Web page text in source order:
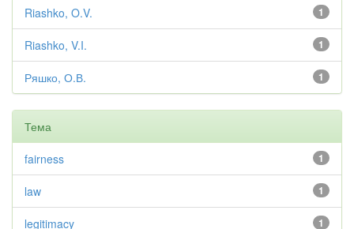
1
Riashko, O.V.
1
Riashko, V.I.
1
Ряшко, О.В.
Тема
1
fairness
1
law
1
legitimacy